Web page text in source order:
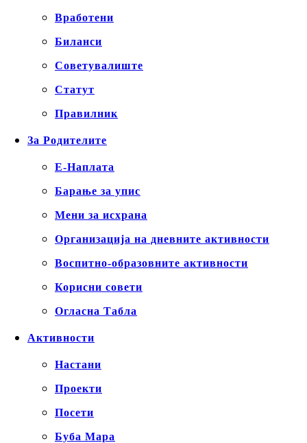
Вработени
Биланси
Советувалиште
Статут
Правилник
За Родителите
Е-Наплата
Барање за упис
Мени за исхрана
Организација на дневните активности
Воспитно-образовните активности
Корисни совети
Огласна Табла
Активности
Настани
Проекти
Посети
Буба Мара